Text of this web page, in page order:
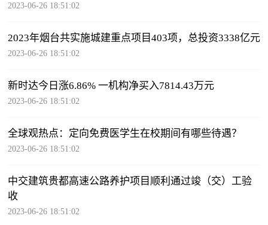
2023-06-26 18:51:02
2023年烟台共实施城建重点项目403项，总投资3338亿元
2023-06-26 18:51:02
新时达今日涨6.86% 一机构净买入7814.43万元
2023-06-26 18:51:02
全球观热点：定向免费医学生在校期间有哪些待遇？
2023-06-26 18:51:02
中交建筑贵都高速公路养护项目顺利通过竣（交）工验
收
2023-06-26 18:51:02